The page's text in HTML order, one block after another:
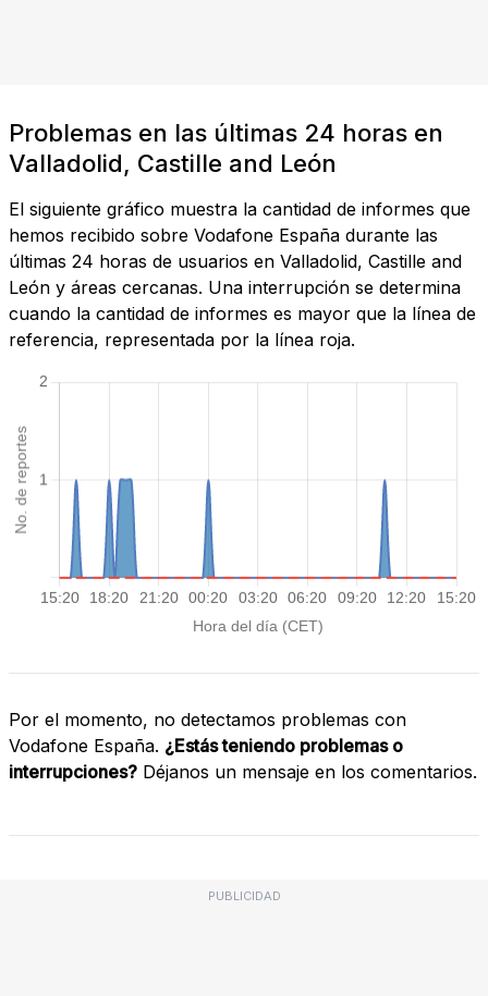
Problemas en las últimas 24 horas en
Valladolid, Castille and León
El siguiente gráfico muestra la cantidad de informes que
hemos recibido sobre Vodafone España durante las
últimas 24 horas de usuarios en Valladolid, Castille and
León y áreas cercanas. Una interrupción se determina
cuando la cantidad de informes es mayor que la línea de
referencia, representada por la línea roja.
Por el momento, no detectamos problemas con
Vodafone España. ¿Estás teniendo problemas o
interrupciones? Déjanos un mensaje en los comentarios.
PUBLICIDAD